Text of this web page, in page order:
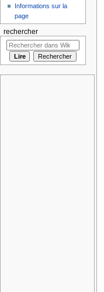
Informations sur la
page
rechercher